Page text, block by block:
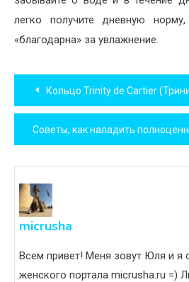
легко получите дневную
«благодарна» за увлажнение.
Навигация
по
записям
Кольцо Trinity de Cartier (Тринити
micrusha
Всем привет! Меня зовут Юля и я
женского портала micrusha.ru =)